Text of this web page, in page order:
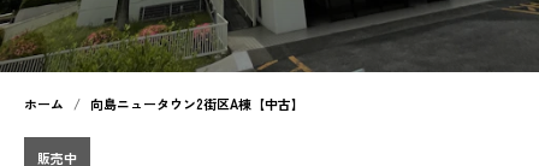
ホーム 向島ニュータウン2街区A棟【中古】
販売中